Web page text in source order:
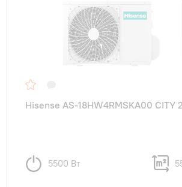
Hisense AS-18HW4RMSKA00 CITY
5500 Вт